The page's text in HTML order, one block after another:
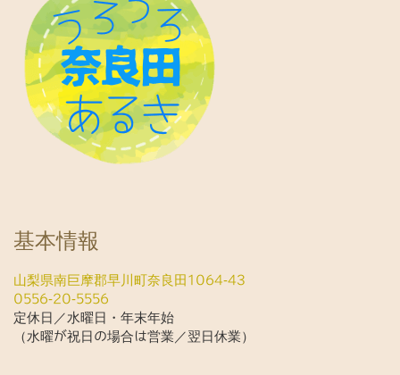
基本情報
山梨県南巨摩郡早川町奈良田1064-43
0556-20-5556
定休日／水曜日・年末年始
（水曜が祝日の場合は営業／翌日休業）